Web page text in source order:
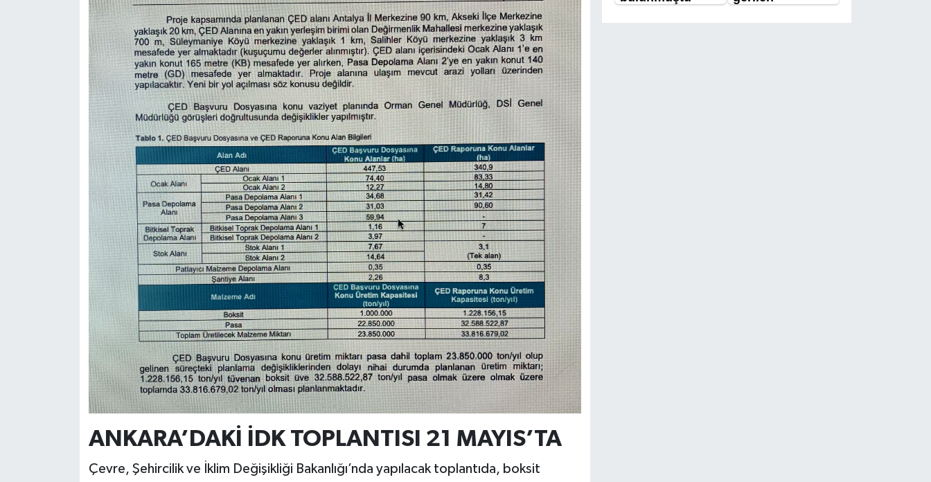
ANKARA’DAKİ İDK TOPLANTISI 21 MAYIS’TA
Çevre, Şehircilik ve İklim Değişikliği Bakanlığı’nda yapılacak toplantıda, boksit